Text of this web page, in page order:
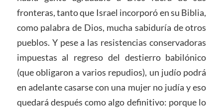
fronteras, tanto que Israel incorporó en su Biblia,
como palabra de Dios, mucha sabiduría de otros
pueblos. Y pese a las resistencias conservadoras
impuestas al regreso del destierro babilónico
(que obligaron a varios repudios), un judío podrá
en adelante casarse con una mujer no judía y eso
quedará después como algo definitivo: porque lo